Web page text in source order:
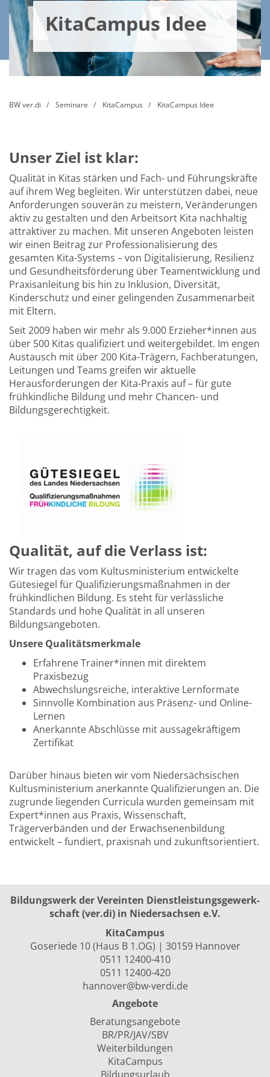
KitaCampus Idee
BW ver.di Seminare KitaCampus KitaCampus Idee
Unser Ziel ist klar:
Qualität in Kitas stärken und Fach- und Führungskräfte
auf ihrem Weg begleiten. Wir unterstützen dabei, neue
Anforderungen souverän zu meistern, Veränderungen
aktiv zu gestalten und den Arbeitsort Kita nachhaltig
attraktiver zu machen. Mit unseren Angeboten leisten
wir einen Beitrag zur Professionalisierung des
gesamten Kita-Systems – von Digitalisierung, Resilienz
und Gesundheitsförderung über Teamentwicklung und
Praxisanleitung bis hin zu Inklusion, Diversität,
Kinderschutz und einer gelingenden Zusammenarbeit
mit Eltern.
Seit 2009 haben wir mehr als 9.000 Erzieher*innen aus
über 500 Kitas qualifiziert und weitergebildet. Im engen
Austausch mit über 200 Kita-Trägern, Fachberatungen,
Leitungen und Teams greifen wir aktuelle
Herausforderungen der Kita-Praxis auf – für gute
frühkindliche Bildung und mehr Chancen- und
Bildungsgerechtigkeit.
Qualität, auf die Verlass ist:
Wir tragen das vom Kultusministerium entwickelte
Gütesiegel für Qualifizierungsmaßnahmen in der
frühkindlichen Bildung. Es steht für verlässliche
Standards und hohe Qualität in all unseren
Bildungsangeboten.
Unsere Qualitätsmerkmale
Erfahrene Trainer*innen mit direktem
Praxisbezug
Abwechslungsreiche, interaktive Lernformate
Sinnvolle Kombination aus Präsenz- und Online-
Lernen
Anerkannte Abschlüsse mit aussagekräftigem
Zertifikat
Darüber hinaus bieten wir vom Niedersächsischen
Kultusministerium anerkannte Qualifizierungen an. Die
zugrunde liegenden Curricula wurden gemeinsam mit
Expert*innen aus Praxis, Wissenschaft,
Trägerverbänden und der Erwachsenenbildung
entwickelt – fundiert, praxisnah und zukunftsorientiert.
Bildungswerk der Vereinten Dienst­leis­tungs­ge­werk­
schaft (ver.di) in Niedersachsen e.V.
KitaCampus
Goseriede 10 (Haus B 1.OG) | 30159 Hannover
0511 12400-410
0511 12400-420
hannover@bw-verdi.de
Angebote
Beratungsangebote
BR/PR/JAV/SBV
Weiterbildungen
KitaCampus